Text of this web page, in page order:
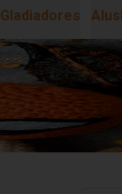
Gladiadores